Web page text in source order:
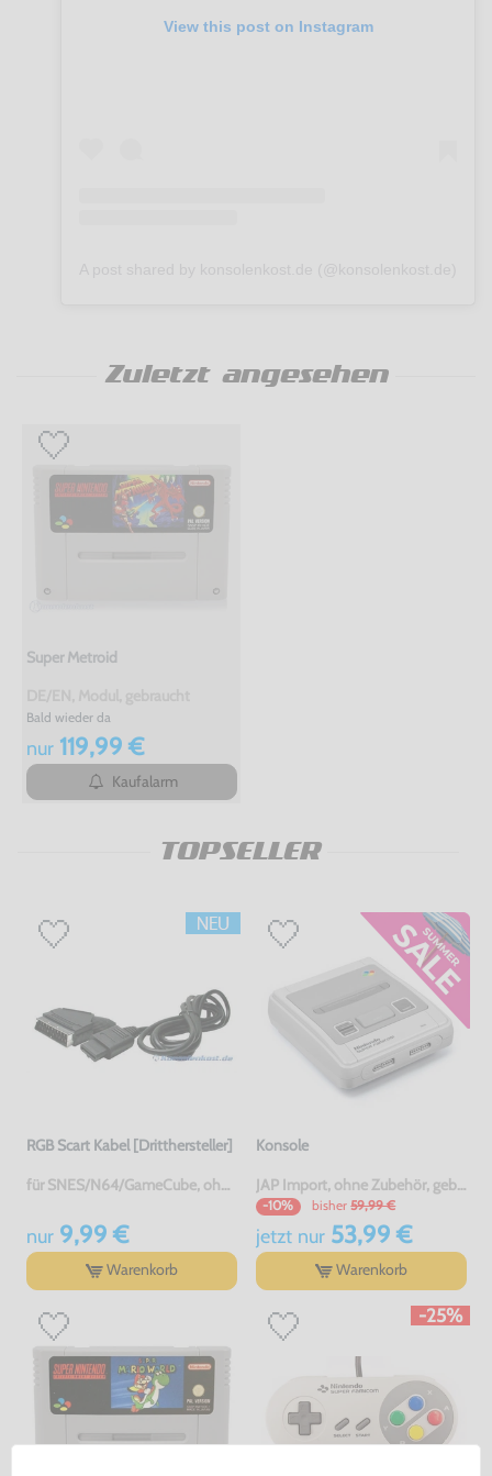
View this post on Instagram
Zuletzt angesehen
Super Metroid
Bald wieder da
nur119,99 €
Kaufalarm
TOPSELLER
RGB Scart Kabel [Dritthersteller]
für SNES/N64/GameCube, ohne OVP, NEU
nur9,99 €
Warenkorb
Konsole
JAP Import, ohne Zubehör, gebraucht
-10% bisher 59,99 €
jetzt nur53,99 €
Warenkorb
-25%